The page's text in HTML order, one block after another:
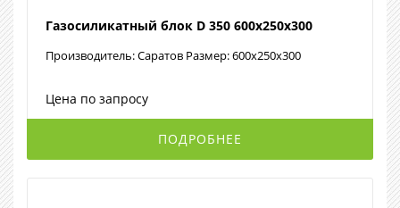
Газосиликатный блок D 350 600х250х300
Производитель: Саратов Размер: 600х250х300
Цена по запросу
ПОДРОБНЕЕ